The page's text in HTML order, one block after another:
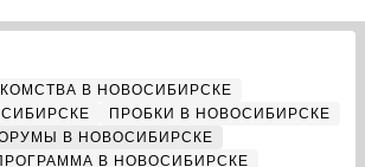
В НОВОСИБИРСКЕ
ПРОБКИ В НОВОСИБИРСКЕ
В НОВОСИБИРСКЕ
В НОВОСИБИРСКЕ